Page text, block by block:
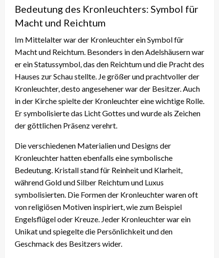
Bedeutung des Kronleuchters: Symbol für
Macht und Reichtum
Im Mittelalter war der Kronleuchter ein Symbol für
Macht und Reichtum. Besonders in den Adelshäusern war
er ein Statussymbol, das den Reichtum und die Pracht des
Hauses zur Schau stellte. Je größer und prachtvoller der
Kronleuchter, desto angesehener war der Besitzer. Auch
in der Kirche spielte der Kronleuchter eine wichtige Rolle.
Er symbolisierte das Licht Gottes und wurde als Zeichen
der göttlichen Präsenz verehrt.
Die verschiedenen Materialien und Designs der
Kronleuchter hatten ebenfalls eine symbolische
Bedeutung. Kristall stand für Reinheit und Klarheit,
während Gold und Silber Reichtum und Luxus
symbolisierten. Die Formen der Kronleuchter waren oft
von religiösen Motiven inspiriert, wie zum Beispiel
Engelsflügel oder Kreuze. Jeder Kronleuchter war ein
Unikat und spiegelte die Persönlichkeit und den
Geschmack des Besitzers wider.